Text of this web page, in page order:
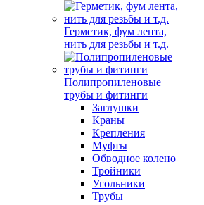
Герметик, фум лента,
нить для резьбы и т.д.
Полипропиленовые
трубы и фитинги
Заглушки
Краны
Крепления
Муфты
Обводное колено
Тройники
Угольники
Трубы